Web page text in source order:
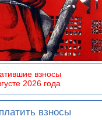
взносы
2026 года
взносы